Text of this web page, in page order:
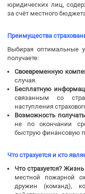
юридических лиц,
за счёт местного
Преимущества
Выбирая оптимальные
получаете:
Своевременную
случая.
Бесплатную
связанным со
наступления
Возможность
не по окончании
быструю финансовую
Что cтрахуется и кто
Что страхуется?
местной пожарной
дружин (команд),